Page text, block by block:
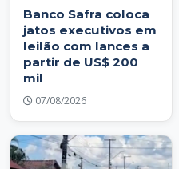
Banco Safra coloca
jatos executivos em
leilão com lances a
partir de US$ 200
mil
07/08/2026